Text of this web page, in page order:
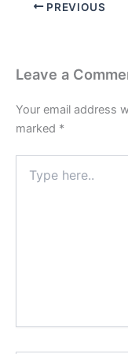
PREVIOUS
Leave a
Your email address
marked *
here..